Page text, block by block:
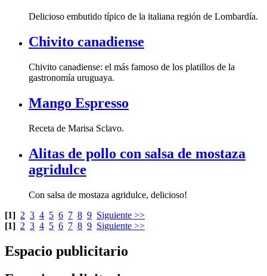
Delicioso embutido típico de la italiana región de Lombardía.
Chivito canadiense
gastronomía uruguaya.
Mango Espresso
Receta de Marisa Sclavo.
agridulce
Con salsa de mostaza agridulce, delicioso!
[1] 2 3 4 5 6 7 8 9 Siguiente >>
[1] 2 3 4 5 6 7 8 9 Siguiente >>
Espacio publicitario